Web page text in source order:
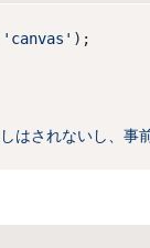
'canvas' );
はされないし、